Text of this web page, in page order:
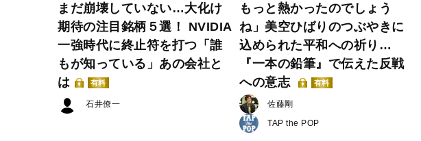
まだ崩壊していない…大化け
期待の注目銘柄５選！ NVIDIA
一強時代に終止符を打つ「誰
もが知っている」あの会社と
は
有料
石井僚一
もっと熱かったのでしょう
ね」美空ひばりのつぶやきに
込められた平和への祈り…
『一本の鉛筆』で伝えた反戦
への意志
有料
佐藤剛
TAP the POP